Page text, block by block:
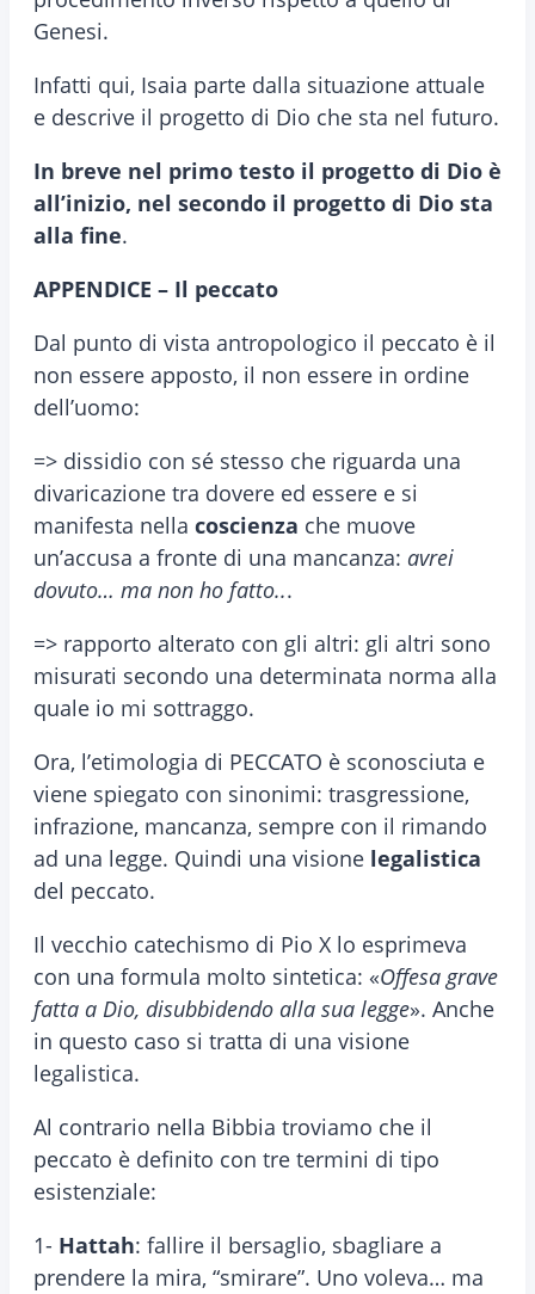
Genesi.
Infatti qui, Isaia parte dalla situazione attuale
e descrive il progetto di Dio che sta nel futuro.
In breve nel primo testo il progetto di Dio è
all’inizio, nel secondo il progetto di Dio sta
alla fine.
APPENDICE – Il peccato
Dal punto di vista antropologico il peccato è il
non essere apposto, il non essere in ordine
dell’uomo:
=> dissidio con sé stesso che riguarda una
divaricazione tra dovere ed essere e si
manifesta nella coscienza che muove
un’accusa a fronte di una mancanza: avrei
dovuto… ma non ho fatto...
=> rapporto alterato con gli altri: gli altri sono
misurati secondo una determinata norma alla
quale io mi sottraggo.
Ora, l’etimologia di PECCATO è sconosciuta e
viene spiegato con sinonimi: trasgressione,
infrazione, mancanza, sempre con il rimando
ad una legge. Quindi una visione legalistica
del peccato.
Il vecchio catechismo di Pio X lo esprimeva
con una formula molto sintetica: «Offesa grave
fatta a Dio, disubbidendo alla sua legge». Anche
in questo caso si tratta di una visione
legalistica.
Al contrario nella Bibbia troviamo che il
peccato è definito con tre termini di tipo
esistenziale:
1- Hattah: fallire il bersaglio, sbagliare a
prendere la mira, “smirare”. Uno voleva… ma